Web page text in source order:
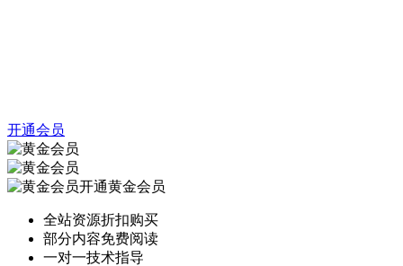
开通会员
开通黄金会员
全站资源折扣购买
部分内容免费阅读
一对一技术指导